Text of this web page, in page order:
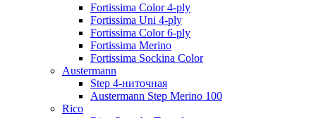
Fortissima Color 4-ply
Fortissima Uni 4-ply
Fortissima Color 6-ply
Fortissima Merino
Fortissima Sockina Color
Austermann
Step 4-ниточная
Austermann Step Merino 100
Rico